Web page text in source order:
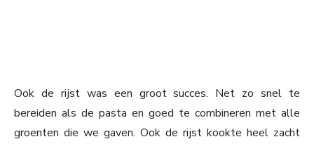
Ook de rijst was een groot succes. Net zo snel te
bereiden als de pasta en goed te combineren met alle
groenten die we gaven. Ook de rijst kookte heel zacht